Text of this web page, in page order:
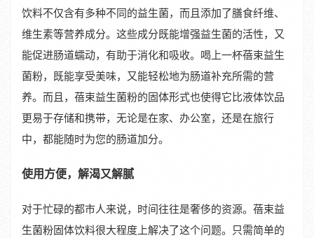
饮料不仅含有多种不同的益生菌，而且添加了膳食纤维、
维生素等营养成分。这些成分既能增强益生菌的活性，又
能促进肠道蠕动，有助于消化和吸收。喝上一杯蓓束益生
菌粉，既能享受美味，又能轻松地为肠道补充所需的营
养。而且，蓓束益生菌粉的固体形式也使得它比液体饮品
更易于存储和携带，无论是在家、办公室，还是在旅行
中，都能随时为您的肠道加分。
使用方便，解渴又解腻
对于忙碌的都市人来说，时间往往是奢侈的资源。蓓束益
生菌粉固体饮料很大程度上解决了这个问题。只需简单的